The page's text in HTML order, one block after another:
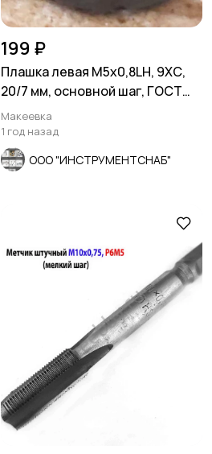
199 ₽
Плашка левая М5х0,8LH, 9ХС,
20/7 мм, основной шаг, ГОСТ
9740-71.
Макеевка
1 год назад
ООО "ИНСТРУМЕНТСНАБ"